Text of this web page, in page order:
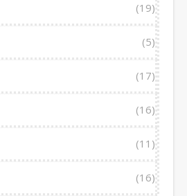
(19)
(5)
(17)
(16)
(11)
(16)